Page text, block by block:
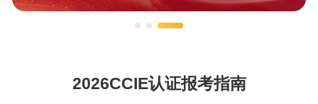
2026CCIE认证报考指南